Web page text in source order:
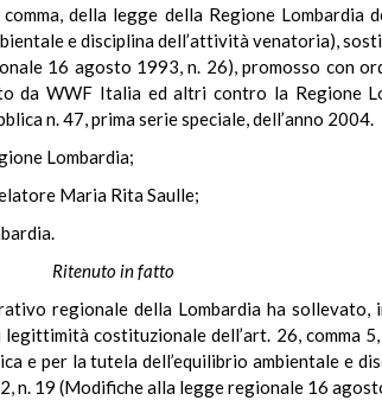
della legge della Regione Lombardia
e disciplina dell’attività venatoria),
16 agosto 1993, n. 26), promosso con
da WWF Italia ed altri contro la Regione
n. 47, prima serie speciale, dell’anno 2004.
Lombardia;
Maria Rita Saulle;
Ritenuto in fatto
regionale della Lombardia ha
costituzionale dell’art. 26, comma
e per la tutela dell’equilibrio ambientale e
n. 19 (Modifiche alla legge regionale 16